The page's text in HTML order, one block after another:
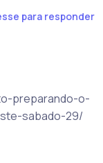
para responder
preparando-o-
sabado-29/